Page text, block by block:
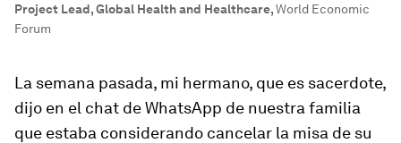
Project Lead, Global Health and Healthcare,World Economic
Forum
La semana pasada, mi hermano, que es sacerdote,
dijo en el chat de WhatsApp de nuestra familia
que estaba considerando cancelar la misa de su